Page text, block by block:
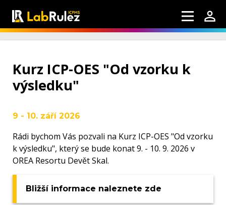
Kurz ICP-OES "Od vzorku k
výsledku"
9 - 10. září 2026
Rádi bychom Vás pozvali na Kurz ICP-OES "Od vzorku
k výsledku", který se bude konat 9. - 10. 9. 2026 v
OREA Resortu Devět Skal.
Bližší informace naleznete zde